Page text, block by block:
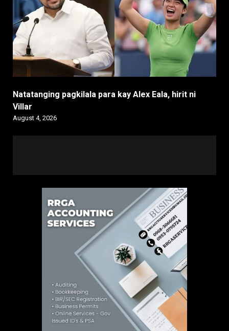
Natatanging pagkilala para kay Alex Eala, hirit ni
Villar
August 4, 2026